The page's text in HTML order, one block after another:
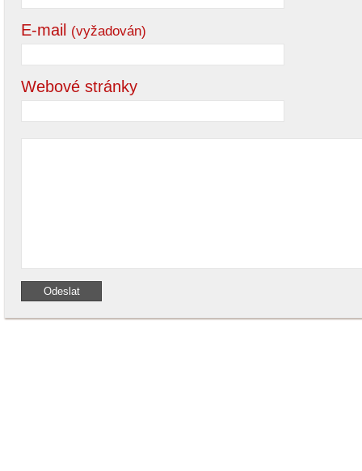
E-mail (vyžadován)
Webové stránky